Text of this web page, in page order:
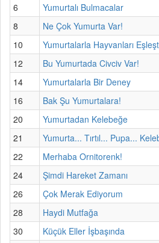
6
Yumurtalı Bulmacalar
8
Ne Çok Yumurta Var!
10
Yumurtalarla Hayvanları
12
Bu Yumurtada Civciv Var!
14
Yumurtalarla Bir Deney
16
Bak Şu Yumurtalara!
20
Yumurtadan Kelebeğe
21
Yumurta... Tırtıl... Pupa...
22
Merhaba Ornitorenk!
24
Şimdi Hareket Zamanı
26
Çok Merak Ediyorum
28
Haydi Mutfağa
30
Küçük Eller İşbaşında